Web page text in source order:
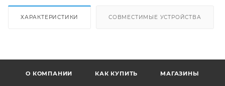
ХАРАКТЕРИСТИКИ СОВМЕСТИМЫЕ УСТРОЙСТВА
О КОМПАНИИ КАК КУПИТЬ МАГАЗИНЫ